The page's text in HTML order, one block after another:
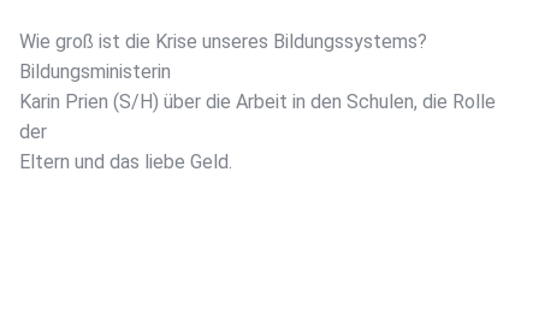
Wie groß ist die Krise unseres Bildungssystems?
Bildungsministerin
Karin Prien (S/H) über die Arbeit in den Schulen, die Rolle
der
Eltern und das liebe Geld.